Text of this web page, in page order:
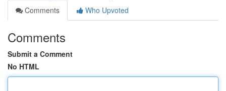
Comments
Who Upvoted
Comments
Submit a Comment
No HTML